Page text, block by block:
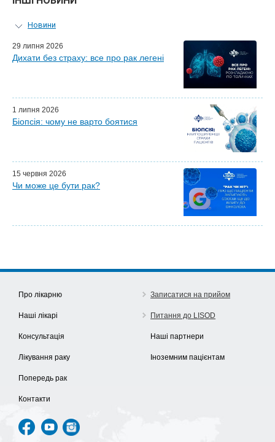
Новини
Персональний гід
Майстер-класи для лікарів
Партнери LISOD
29 липня 2026
Дихати без страху: все про рак легені
1 липня 2026
Біопсія: чому не варто боятися
15 червня 2026
Чи може це бути рак?
Про лікарню
Наші лікарі
Консультація
Лікування раку
Попередь рак
Контакти
Записатися на прийом
Питання до LISOD
Наші партнери
Іноземним пацієнтам